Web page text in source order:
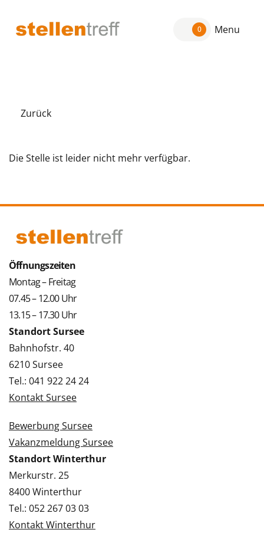
0 Menu
Zurück
Die Stelle ist leider nicht mehr verfügbar.
Öffnungszeiten
Montag – Freitag
07.45 – 12.00 Uhr
13.15 – 17.30 Uhr
Standort Sursee
Bahnhofstr. 40
6210 Sursee
Tel.: 041 922 24 24
Kontakt Sursee
Bewerbung Sursee
Vakanzmeldung Sursee
Standort Winterthur
Merkurstr. 25
8400 Winterthur
Tel.: 052 267 03 03
Kontakt Winterthur